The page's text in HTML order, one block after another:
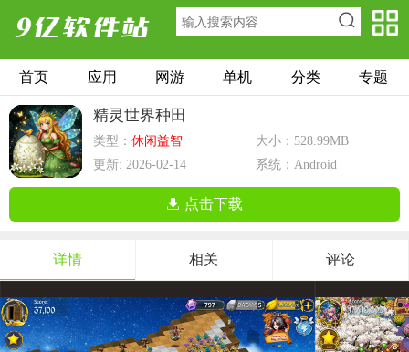
首页 应用 网游 单机 分类 专题
精灵世界种田
类型： 休闲益智
大小：528.99MB
更新: 2026-02-14
系统：Android
点击下载
详情 相关 评论